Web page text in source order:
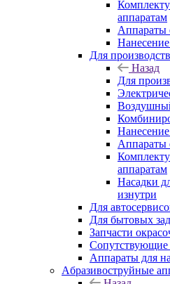
аппаратам
Аппараты
Для
Назад
Для
Аппараты
аппаратам
Насадки
изнутри
Для
Для бытовых
Запчасти
Сопутствующие
Аппараты для
Aбразивоструйные